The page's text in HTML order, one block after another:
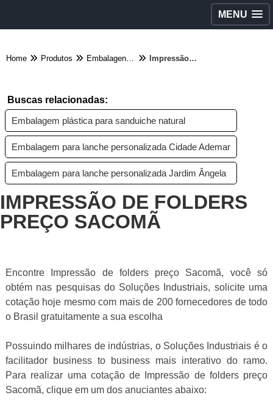
MENU
Home Produtos Embalagens diversas - Categoria Impressão de folders preço Sacomã
Buscas relacionadas:
Embalagem plástica para sanduiche natural
Embalagem para lanche personalizada Cidade Ademar
Embalagem para lanche personalizada Jardim Ângela
IMPRESSÃO DE FOLDERS
PREÇO SACOMÃ
Encontre Impressão de folders preço Sacomã, você só
obtém nas pesquisas do Soluções Industriais, solicite uma
cotação hoje mesmo com mais de 200 fornecedores de todo
o Brasil gratuitamente a sua escolha
Possuindo milhares de indústrias, o Soluções Industriais é o
facilitador business to business mais interativo do ramo.
Para realizar uma cotação de Impressão de folders preço
Sacomã, clique em um dos anuciantes abaixo: